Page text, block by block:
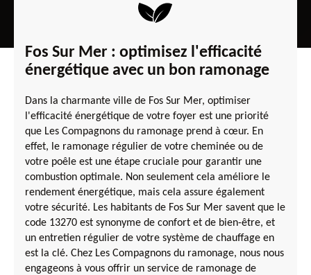
Fos Sur Mer : optimisez l'efficacité
énergétique avec un bon ramonage
Dans la charmante ville de Fos Sur Mer, optimiser
l'efficacité énergétique de votre foyer est une priorité
que Les Compagnons du ramonage prend à cœur. En
effet, le ramonage régulier de votre cheminée ou de
votre poêle est une étape cruciale pour garantir une
combustion optimale. Non seulement cela améliore le
rendement énergétique, mais cela assure également
votre sécurité. Les habitants de Fos Sur Mer savent que le
code 13270 est synonyme de confort et de bien-être, et
un entretien régulier de votre système de chauffage en
est la clé. Chez Les Compagnons du ramonage, nous nous
engageons à vous offrir un service de ramonage de